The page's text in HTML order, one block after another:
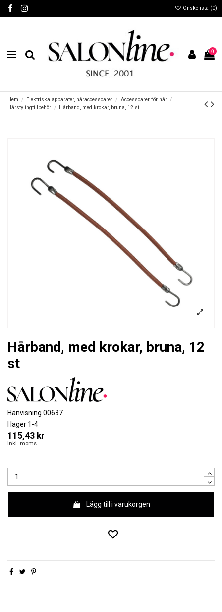
Önskelista (0)
0
Hem Elektriska apparater, håraccessoarer
Accessoarer för hår
Hårstylingtillbehör
Hårband, med krokar, bruna, 12 st
Hårband, med krokar, bruna, 12
st
Hänvisning 00637
I lager 1-4
115,43 kr
Inkl. moms
Lägg till i varukorgen